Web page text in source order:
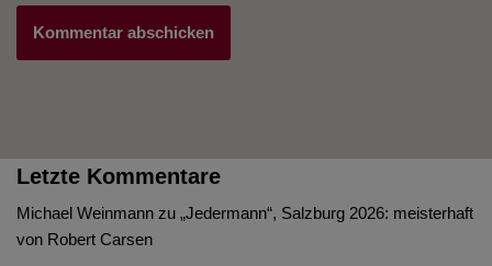
Letzte Kommentare
Michael Weinmann zu „Jedermann“, Salzburg 2026: meisterhaft
von Robert Carsen